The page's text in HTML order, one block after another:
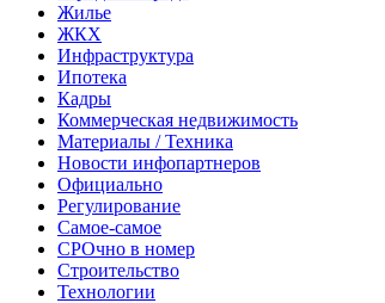
Жилье
ЖКХ
Инфраструктура
Ипотека
Кадры
Коммерческая недвижимость
Материалы / Техника
Новости инфопартнеров
Официально
Регулирование
Самое-самое
СРОчно в номер
Строительство
Технологии